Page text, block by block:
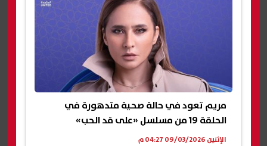
مريم تعود في حالة صحية متدهورة في
الحلقة 19 من مسلسل «على قد الحب»
الإثنين 09/03/2026 04:27 م